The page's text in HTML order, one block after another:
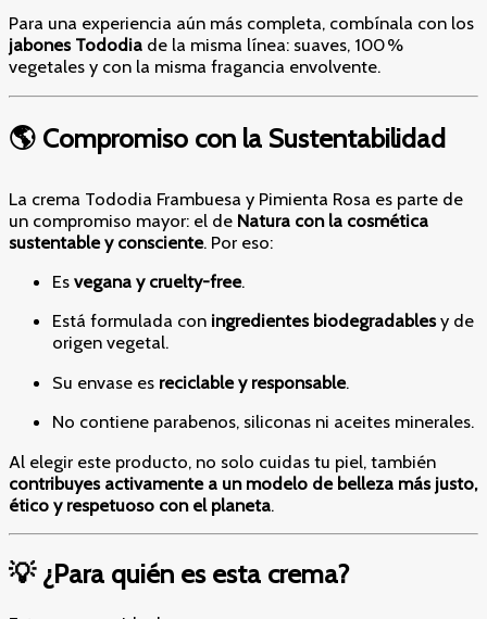
Para una experiencia aún más completa, combínala con los
jabones Tododia de la misma línea: suaves, 100 %
vegetales y con la misma fragancia envolvente.
🌎 Compromiso con la Sustentabilidad
La crema Tododia Frambuesa y Pimienta Rosa es parte de
un compromiso mayor: el de Natura con la cosmética
sustentable y consciente. Por eso:
Es vegana y cruelty-free.
Está formulada con ingredientes biodegradablesy de
origen vegetal.
Su envase es reciclable y responsable.
No contiene parabenos, siliconas ni aceites minerales.
Al elegir este producto, no solo cuidas tu piel, también
contribuyes activamente a un modelo de belleza más justo,
ético y respetuoso con el planeta.
💡 ¿Para quién es esta crema?